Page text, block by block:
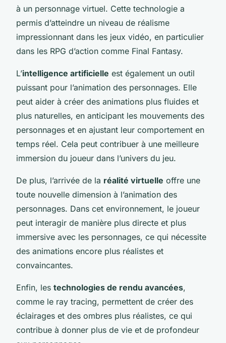
à un personnage virtuel. Cette technologie a
permis d’atteindre un niveau de réalisme
impressionnant dans les jeux vidéo, en particulier
dans les RPG d’action comme Final Fantasy.
L’intelligence artificielle est également un outil
puissant pour l’animation des personnages. Elle
peut aider à créer des animations plus fluides et
plus naturelles, en anticipant les mouvements des
personnages et en ajustant leur comportement en
temps réel. Cela peut contribuer à une meilleure
immersion du joueur dans l’univers du jeu.
De plus, l’arrivée de la réalité virtuelle offre une
toute nouvelle dimension à l’animation des
personnages. Dans cet environnement, le joueur
peut interagir de manière plus directe et plus
immersive avec les personnages, ce qui nécessite
des animations encore plus réalistes et
convaincantes.
Enfin, les technologies de rendu avancées,
comme le ray tracing, permettent de créer des
éclairages et des ombres plus réalistes, ce qui
contribue à donner plus de vie et de profondeur